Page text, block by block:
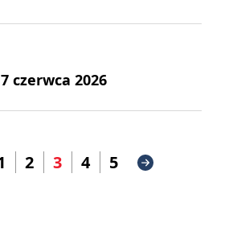
czerwca 2026
2 3 4 5